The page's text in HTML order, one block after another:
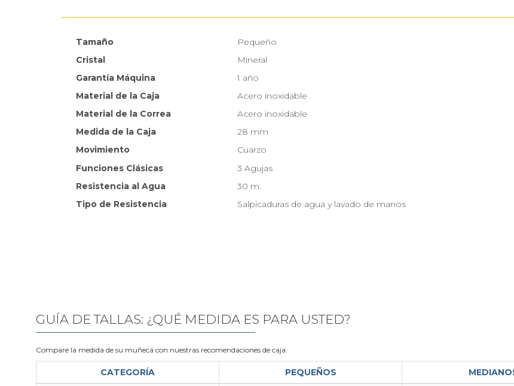
Tamaño
Pequeño
Cristal
Mineral
Garantía Máquina
1 año
Material de la Caja
Acero inoxidable
Material de la Correa
Acero inoxidable
Medida de la Caja
28 mm
Movimiento
Cuarzo
Funciones Clásicas
3 Agujas
Resistencia al Agua
30 m.
Tipo de Resistencia
Salpicaduras de agua y lavado de manos
GUÍA DE TALLAS: ¿QUÉ MEDIDA ES PARA USTED?
Compare la medida de su muñeca con nuestras recomendaciones de caja.
CATEGORÍA PEQUEÑOS